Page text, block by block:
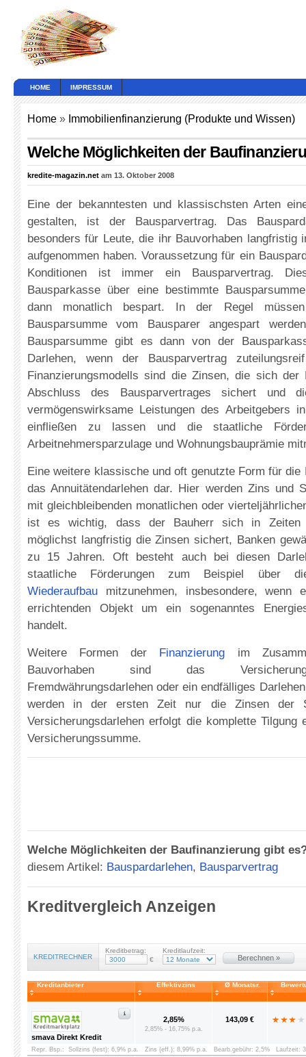
HOME IMPRESSUM
Home » Immobilienfinanzierung (Produkte und Wissen)
Welche Möglichkeiten der
kredite-magazin.net am 13. Oktober 2008
Eine der bekanntesten und klassischsten Arten
gestalten, ist der Bausparvertrag. Das
besonders für Leute, die ihr Bauvorhaben langfristig
aufgenommen haben. Voraussetzung für ein
Konditionen ist immer ein Bausparvertrag.
Bausparkasse über eine bestimmte
dann monatlich bespart. In der Regel
Bausparsumme vom Bausparer angespart
Bausparsumme gibt es dann von der
Darlehen, wenn der Bausparvertrag
Finanzierungsmodells sind die Zinsen, die sich der
Abschluss des Bausparvertrages sichert und
vermögenswirksame Leistungen des Arbeitgebers
einfließen zu lassen und die staatliche
Arbeitnehmersparzulage und Wohnungsbauprämie
Eine weitere klassische und oft genutzte Form für die
das Annuitätendarlehen dar. Hier werden Zins und
mit gleichbleibenden monatlichen oder
ist es wichtig, dass der Bauherr sich in Zeiten
möglichst langfristig die Zinsen sichert, Banken
zu 15 Jahren. Oft besteht auch bei diesen
staatliche Förderungen zum Beispiel über
Wiederaufbau mitzunehmen, insbesondere,
errichtenden Objekt um ein sogenanntes
handelt.
Weitere Formen der Finanzierung im
Bauvorhaben sind das
Fremdwährungsdarlehen oder ein endfälliges
werden in der ersten Zeit nur die Zinsen der
Versicherungsdarlehen erfolgt die komplette
Versicherungssumme.
Welche Möglichkeiten der Baufinanzierung gibt
diesem Artikel: Bauspardarlehen, Bausparvertrag
Kreditvergleich Anzeigen
KREDITRECHNER
Kreditbetrag:
€
Kreditlaufzeit:
Berechnen »
Kreditanbieter Effektivzins Ø Monatsr.
smava Direkt Kredit
2,85%
2,85% - 16,75% p.a.
143,09 €
Repr. Bsp.: Sollzins (fest): 6,9% p.a. Zins (eff.): 8,99% p.a. Bearb.gebühr: 2,5% Laufzeit: